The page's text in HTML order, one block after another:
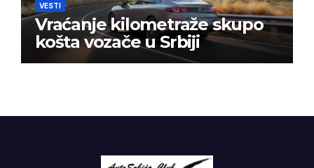
VESTI
Vraćanje kilometraže skupo
košta vozače u Srbiji